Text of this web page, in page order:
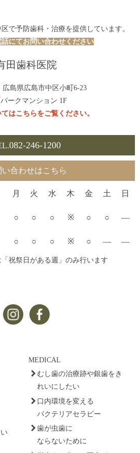
で予防歯科・治療を提供しています。
にてお問い合わせください
田歯科医院
広島県広島市中区小町6-23
ークマンション 1F
はこちらをご覧ください。
082-246-1200
い合わせはこちら
月 火 水 木 金 土 日
○ ○ ○ ※ ○ ○ —
○ ○ ○ ※ ○ — —
祝祭日がある週」のみ行います
MEDICAL
むし歯の治療跡や銀歯をき
れいにしたい
口内環境を変える
バクテリアセラピー
歯が虫歯に
ならないために